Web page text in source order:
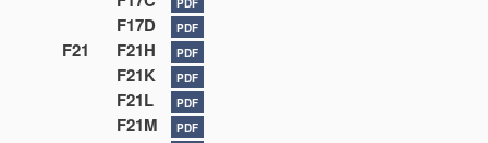
PDF
F17D PDF
F21 F21H PDF
F21K PDF
F21L PDF
F21M PDF